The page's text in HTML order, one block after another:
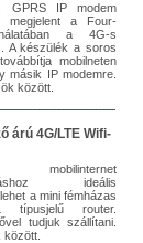
GPRS IP modem
megjelent a Four-
a 4G-s
A készülék a soros
mobilneten
másik IP modemre.
között.
árú 4G/LTE Wifi-
ideális
a mini fémházas
L típusjelű router.
tudjuk szállítani.